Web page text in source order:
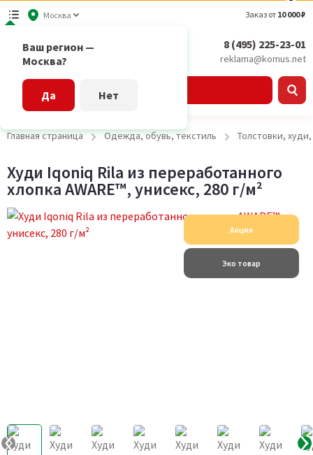
Москва
Ваш регион —
Москва?
Да Нет
Заказ от 10 000 ₽
8 (495) 225-23-01
reklama@komus.net
Главная страница Одежда, обувь, текстиль Толстовки,
Худи Iqoniq Rila из переработанного
хлопка AWARE™, унисекс, 280 г/м²
Акция
Эко товар